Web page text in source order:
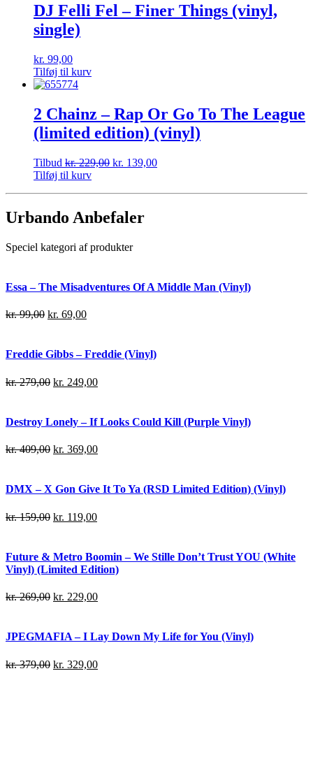
DJ Felli Fel – Finer Things (vinyl,
single)
kr. 99,00
Tilføj til kurv
2 Chainz – Rap Or Go To The League
(limited edition) (vinyl)
Tilbud kr.229,00 kr. 139,00
Tilføj til kurv
Urbando Anbefaler
Speciel kategori af produkter
Essa – The Misadventures Of A Middle Man (Vinyl)
kr.99,00 kr. 69,00
Freddie Gibbs – Freddie (Vinyl)
kr.279,00 kr. 249,00
Destroy Lonely – If Looks Could Kill (Purple Vinyl)
kr.409,00 kr. 369,00
DMX – X Gon Give It To Ya (RSD Limited Edition) (Vinyl)
kr.159,00 kr. 119,00
Future & Metro Boomin – We Stille Don’t Trust YOU (White
Vinyl) (Limited Edition)
kr.269,00 kr. 229,00
JPEGMAFIA – I Lay Down My Life for You (Vinyl)
kr.379,00 kr. 329,00